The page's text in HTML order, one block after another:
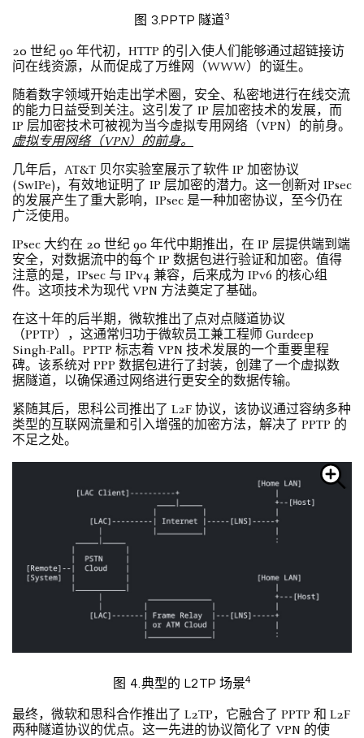
图 3.PPTP 隧道3
20 世纪 90 年代初，HTTP 的引入使人们能够通过超链接访
问在线资源，从而促成了万维网（WWW）的诞生。
随着数字领域开始走出学术圈，安全、私密地进行在线交流
的能力日益受到关注。这引发了 IP 层加密技术的发展，而
IP 层加密技术可被视为当今虚拟专用网络（VPN）的前身。
虚拟专用网络（VPN）的前身。
几年后，AT&T 贝尔实验室展示了软件 IP 加密协议
(SwIPe)，有效地证明了 IP 层加密的潜力。这一创新对 IPsec
的发展产生了重大影响，IPsec 是一种加密协议，至今仍在
广泛使用。
IPsec 大约在 20 世纪 90 年代中期推出，在 IP 层提供端到端
安全，对数据流中的每个 IP 数据包进行验证和加密。值得
注意的是，IPsec 与 IPv4 兼容，后来成为 IPv6 的核心组
件。这项技术为现代 VPN 方法奠定了基础。
在这十年的后半期，微软推出了点对点隧道协议
（PPTP），这通常归功于微软员工兼工程师 Gurdeep
Singh-Pall。PPTP 标志着 VPN 技术发展的一个重要里程
碑。该系统对 PPP 数据包进行了封装，创建了一个虚拟数
据隧道，以确保通过网络进行更安全的数据传输。
紧随其后，思科公司推出了 L2F 协议，该协议通过容纳多种
类型的互联网流量和引入增强的加密方法，解决了 PPTP 的
不足之处。
图 4.典型的 L2TP 场景4
最终，微软和思科合作推出了 L2TP，它融合了 PPTP 和 L2F
两种隧道协议的优点。这一先进的协议简化了 VPN 的使